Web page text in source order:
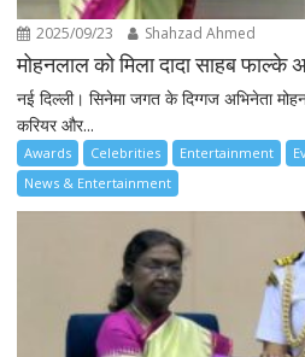
2025/09/23 Shahzad Ahmed
मोहनलाल को मिला दादा साहब फाल्के
नई दिल्ली। सिनेमा जगत के दिग्गज अभिनेता
करियर और...
Awards Celebrities Entertainment
News & Entertainment